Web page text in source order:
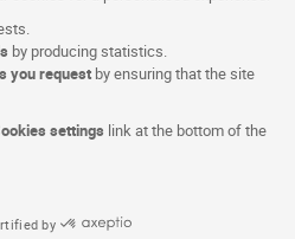
by producing statistics.
you request by ensuring that the site
settings link at the bottom of the
by